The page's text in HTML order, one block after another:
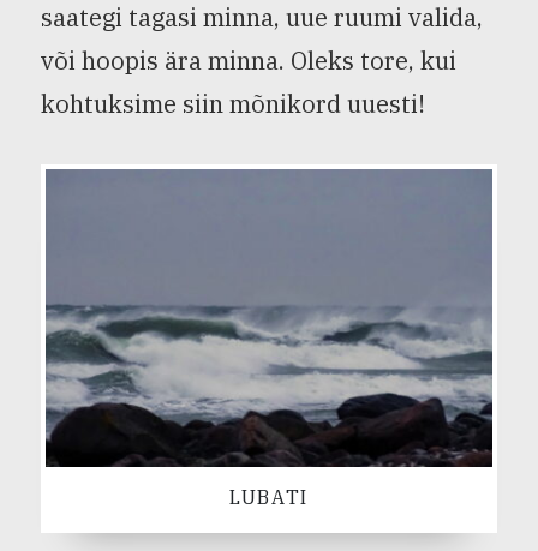
saategi tagasi minna, uue ruumi valida,
või hoopis ära minna. Oleks tore, kui
kohtuksime siin mõnikord uuesti!
LUBATI